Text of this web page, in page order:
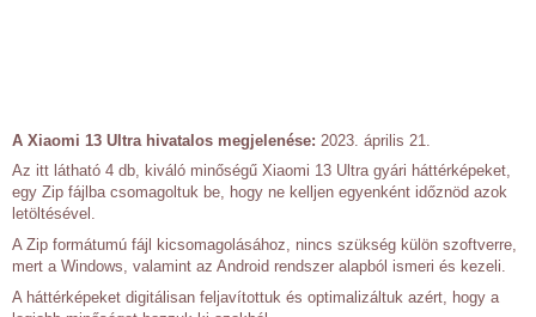
A Xiaomi 13 Ultra hivatalos megjelenése: 2023. április 21.
Az itt látható 4 db, kiváló minőségű Xiaomi 13 Ultra gyári háttérképeket,
egy Zip fájlba csomagoltuk be, hogy ne kelljen egyenként időznöd azok
letöltésével.
A Zip formátumú fájl kicsomagolásához, nincs szükség külön szoftverre,
mert a Windows, valamint az Android rendszer alapból ismeri és kezeli.
A háttérképeket digitálisan feljavítottuk és optimalizáltuk azért, hogy a